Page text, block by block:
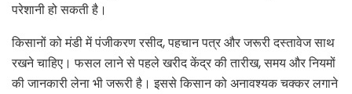
परेशानी हो सकती है।
किसानों को मंडी में पंजीकरण रसीद, पहचान पत्र और जरूरी दस्तावेज साथ
रखने चाहिए। फसल लाने से पहले खरीद केंद्र की तारीख, समय और नियमों
की जानकारी लेना भी जरूरी है। इससे किसान को अनावश्यक चक्कर लगाने